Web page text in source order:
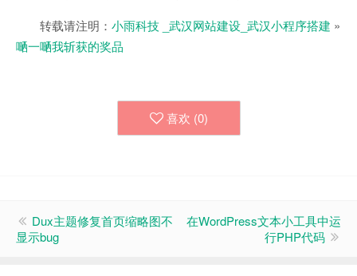
转载请注明： 小雨科技 _武汉网站建设_武汉小程序搭建 »
嗮一嗮我斩获的奖品
喜欢 (0)
Dux主题修复首页缩略图不
显示bug
在WordPress文本小工具中运
行PHP代码